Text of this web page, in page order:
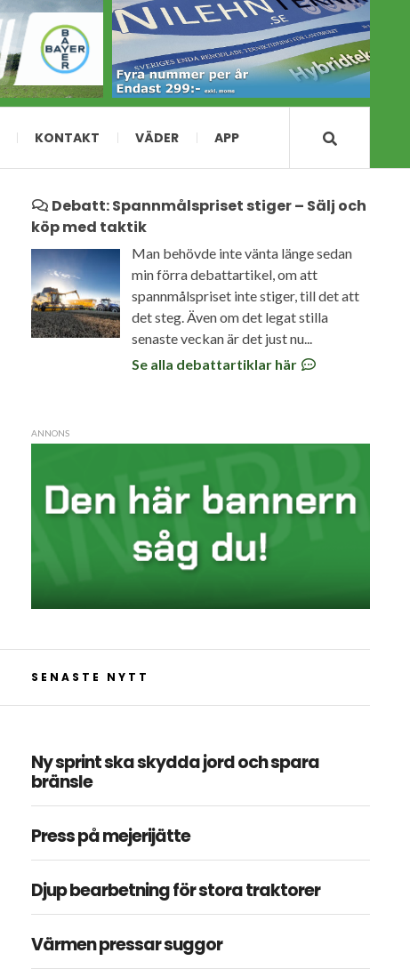
KONTAKT VÄDER APP
Debatt: Spannmålspriset stiger – Sälj och
köp med taktik
Man behövde inte vänta länge sedan
min förra debattartikel, om att
spannmålspriset inte stiger, till det att
det steg. Även om det legat stilla
senaste veckan är det just nu...
Se alla debattartiklar här
ANNONS
SENASTE NYTT
Ny sprint ska skydda jord och spara
bränsle
Press på mejerijätte
Djup bearbetning för stora traktorer
Värmen pressar suggor